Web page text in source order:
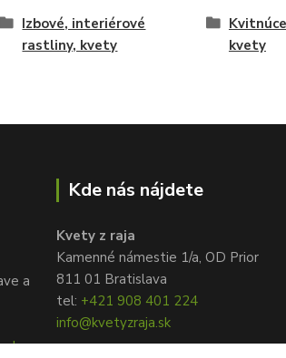
Izbové, interiérové
rastliny, kvety
kvety
a
Kde nás nájdete
Kvety z raja
Kamenné námestie 1/a, OD Prior
811 01 Bratislava
tel: +421 908 401 224
info@kvetyzraja.sk